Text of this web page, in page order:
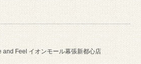
and Feel イオンモール幕張新都心店